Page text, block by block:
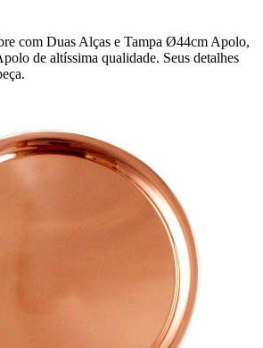
com Duas Alças e Tampa Ø44cm Apolo,
de altíssima qualidade. Seus detalhes